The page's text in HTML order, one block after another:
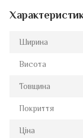
Ширина
Висота
Товщина
Покриття
Ціна